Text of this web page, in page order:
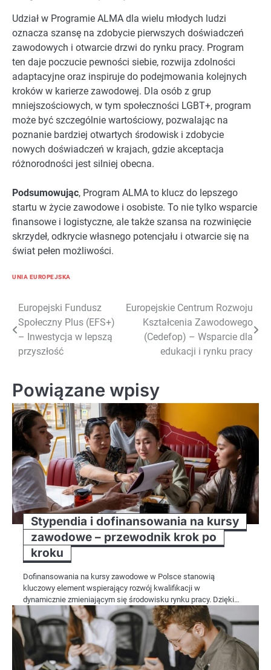
Udział w Programie ALMA dla wielu młodych ludzi
oznacza szansę na zdobycie pierwszych doświadczeń
zawodowych i otwarcie drzwi do rynku pracy. Program
ten daje poczucie pewności siebie, rozwija zdolności
adaptacyjne oraz inspiruje do podejmowania kolejnych
kroków w karierze zawodowej. Dla osób z grup
mniejszościowych, w tym społeczności LGBT+, program
może być szczególnie wartościowy, pozwalając na
poznanie bardziej otwartych środowisk i zdobycie
nowych doświadczeń w krajach, gdzie akceptacja
różnorodności jest silniej obecna.
Podsumowując, Program ALMA to klucz do lepszego
startu w życie zawodowe i osobiste. To nie tylko wsparcie
finansowe i logistyczne, ale także szansa na rozwinięcie
skrzydeł, odkrycie własnego potencjału i otwarcie się na
świat pełen możliwości.
UNIA EUROPEJSKA
Nawigacja
wpisu
Europejski Fundusz
Społeczny Plus (EFS+)
– Inwestycja w lepszą
przyszłość
Europejskie Centrum Rozwoju
Kształcenia Zawodowego
(Cedefop) – Wsparcie dla
edukacji i rynku pracy
Powiązane wpisy
Stypendia i dofinansowania na kursy
zawodowe – przewodnik krok po
kroku
Dofinansowania na kursy zawodowe w Polsce stanowią
kluczowy element wspierający rozwój kwalifikacji w
dynamicznie zmieniającym się środowisku rynku pracy. Dzięki…